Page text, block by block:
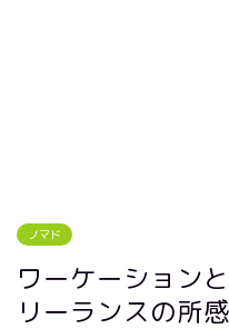
ノマド
ワーケーション
リーランスの所感